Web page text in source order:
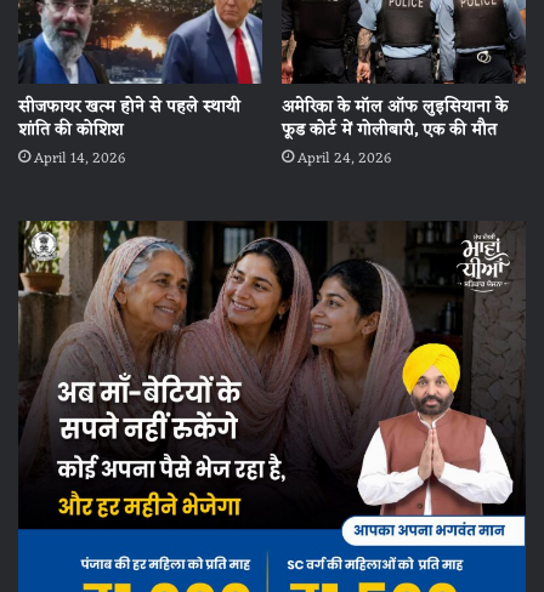
सीजफायर खत्म होने से पहले स्थायी
शांति की कोशिश
April 14, 2026
अमेरिका के मॉल ऑफ लुइसियाना के
फूड कोर्ट में गोलीबारी, एक की मौत
April 24, 2026